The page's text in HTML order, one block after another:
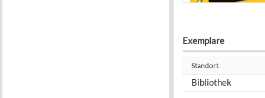
Exemplare
Standort
Bibliothek